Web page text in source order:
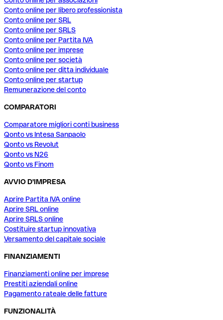
Conto online per libero professionista
Conto online per SRL
Conto online per SRLS
Conto online per Partita IVA
Conto online per imprese
Conto online per società
Conto online per ditta individuale
Conto online per startup
Remunerazione del conto
COMPARATORI
Comparatore migliori conti business
Qonto vs Intesa Sanpaolo
Qonto vs Revolut
Qonto vs N26
Qonto vs Finom
AVVIO D'IMPRESA
Aprire Partita IVA online
Aprire SRL online
Aprire SRLS online
Costituire startup innovativa
Versamento del capitale sociale
FINANZIAMENTI
Finanziamenti online per imprese
Prestiti aziendali online
Pagamento rateale delle fatture
FUNZIONALITÀ